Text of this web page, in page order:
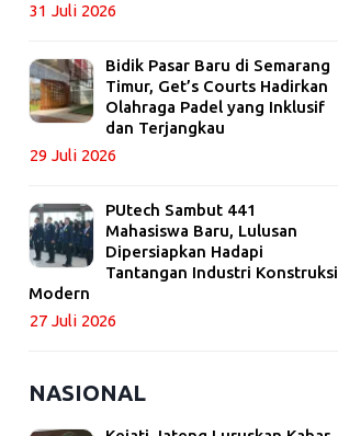
31 Juli 2026
Bidik Pasar Baru di Semarang
Timur, Get’s Courts Hadirkan
Olahraga Padel yang Inklusif
dan Terjangkau
29 Juli 2026
PUtech Sambut 441
Mahasiswa Baru, Lulusan
Dipersiapkan Hadapi
Tantangan Industri Konstruksi
Modern
27 Juli 2026
NASIONAL